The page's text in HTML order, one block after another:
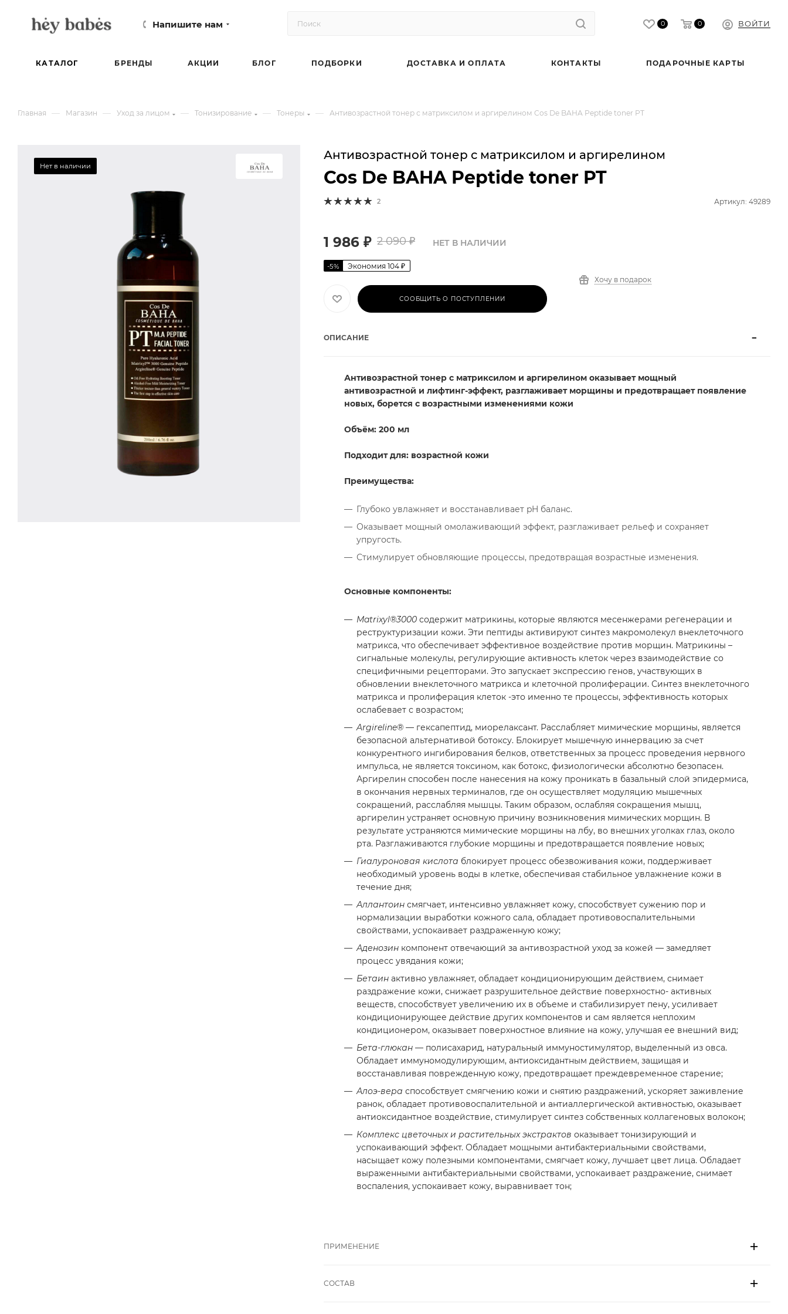
Напишите нам 0 0 ВОЙТИ
КАТАЛОГ БРЕНДЫ АКЦИИ БЛОГ ПОДБОРКИ ДОСТАВКА И ОПЛАТА КОНТАКТЫ ПОДАРОЧНЫЕ КАРТЫ
Главная — Магазин — Уход за лицом — Тонизирование — Тонеры — Антивозрастной тонер с матриксилом и аргирелином Cos De BAHA Peptide toner PT
Нет в наличии
Антивозрастной тонер с матриксилом и аргирелином
Cos De BAHA Peptide toner PT
2 Артикул: 49289
1 986 ₽ 2 090₽
-5% Экономия 104 ₽
НЕТ В НАЛИЧИИ
СООБЩИТЬ О ПОСТУПЛЕНИИ
Хочу в подарок
ОПИСАНИЕ
Антивозрастной тонер с матриксилом и аргирелином оказывает мощный
антивозрастной и лифтинг-эффект, разглаживает морщины и предотвращает появление
новых, борется с возрастными изменениями кожи
Объём: 200 мл
Подходит для: возрастной кожи
Преимущества:
Глубоко увлажняет и восстанавливает pH баланс.
Оказывает мощный омолаживающий эффект, разглаживает рельеф и сохраняет
упругость.
Стимулирует обновляющие процессы, предотвращая возрастные изменения.
Основные компоненты:
Matrixyl®3000 содержит матрикины, которые являются месенжерами регенерации и
реструктуризации кожи. Эти пептиды активируют синтез макромолекул внеклеточного
матрикса, что обеспечивает эффективное воздействие против морщин. Матрикины –
сигнальные молекулы, регулирующие активность клеток через взаимодействие со
специфичными рецепторами. Это запускает экспрессию генов, участвующих в
обновлении внеклеточного матрикса и клеточной пролиферации. Синтез внеклеточного
матрикса и пролиферация клеток -это именно те процессы, эффективность которых
ослабевает с возрастом;
Argireline® — гексапептид, миорелаксант. Расслабляет мимические морщины, является
безопасной альтернативой ботоксу. Блокирует мышечную иннервацию за счет
конкурентного ингибирования белков, ответственных за процесс проведения нервного
импульса, не является токсином, как ботокс, физиологически абсолютно безопасен.
Аргирелин способен после нанесения на кожу проникать в базальный слой эпидермиса,
в окончания нервных терминалов, где он осуществляет модуляцию мышечных
сокращений, расслабляя мышцы. Таким образом, ослабляя сокращения мышц,
аргирелин устраняет основную причину возникновения мимических морщин. В
результате устраняются мимические морщины на лбу, во внешних уголках глаз, около
рта. Разглаживаются глубокие морщины и предотвращается появление новых;
Гиалуроновая кислота блокирует процесс обезвоживания кожи, поддерживает
необходимый уровень воды в клетке, обеспечивая стабильное увлажнение кожи в
течение дня;
Аллантоин смягчает, интенсивно увлажняет кожу, способствует сужению пор и
нормализации выработки кожного сала, обладает противовоспалительными
свойствами, успокаивает раздраженную кожу;
Аденозин компонент отвечающий за антивозрастной уход за кожей — замедляет
процесс увядания кожи;
Бетаин активно увлажняет, обладает кондиционирующим действием, снимает
раздражение кожи, снижает разрушительное действие поверхностно- активных
веществ, способствует увеличению их в объеме и стабилизирует пену, усиливает
кондиционирующее действие других компонентов и сам является неплохим
кондиционером, оказывает поверхностное влияние на кожу, улучшая ее внешний вид;
Бета-глюкан — полисахарид, натуральный иммуностимулятор, выделенный из овса.
Обладает иммуномодулирующим, антиоксидантным действием, защищая и
восстанавливая поврежденную кожу, предотвращает преждевременное старение;
Алоэ-вера способствует смягчению кожи и снятию раздражений, ускоряет заживление
ранок, обладает противовоспалительной и антиаллергической активностью, оказывает
антиоксидантное воздействие, стимулирует синтез собственных коллагеновых волокон;
Комплекс цветочных и растительных экстрактов оказывает тонизирующий и
успокаивающий эффект. Обладает мощными антибактериальными свойствами,
насыщает кожу полезными компонентами, смягчает кожу, лучшает цвет лица. Обладает
выраженными антибактериальными свойствами, успокаивает раздражение, снимает
воспаления, успокаивает кожу, выравнивает тон;
ПРИМЕНЕНИЕ
СОСТАВ